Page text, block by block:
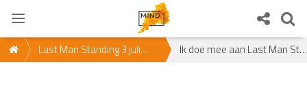
Last Man Standing 3 juli
Ik doe mee aan Last Man Standing